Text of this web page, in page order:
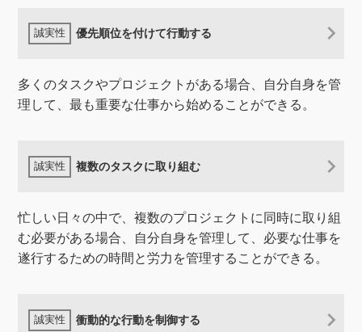
優先順位を付けて行動する
多くのタスクやプロジェクトがある場合、自分自身を管
理して、最も重要な仕事から始めることができる。
複数のタスクに取り組む
忙しい日々の中で、複数のプロジェクトに同時に取り組
む必要がある場合、自分自身を管理して、必要な仕事を
遂行するための時間と労力を管理することができる。
衝動的な行動を制御する